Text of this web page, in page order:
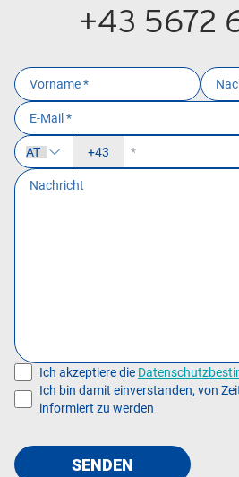
+43 5672
+43
Ich akzeptiere die
Ich bin damit einverstanden, von
informiert zu werden
SENDEN